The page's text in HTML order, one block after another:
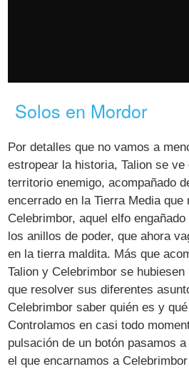
Solos en Mordor
Por detalles que no vamos a
estropear la historia, Talion se ve
territorio enemigo, acompañado
encerrado en la Tierra Media que
Celebrimbor, aquel elfo
los anillos de poder, que ahora
en la tierra maldita. Más que
Talion y Celebrimbor se
que resolver sus diferentes
Celebrimbor saber quién es y
Controlamos en casi todo
pulsación de un botón pasamos
el que encarnamos a